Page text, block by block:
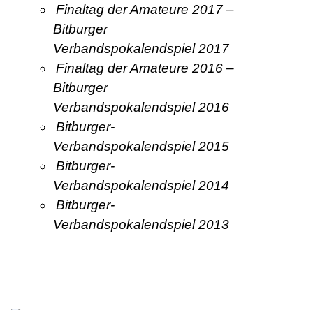
Finaltag der Amateure 2017 –
Bitburger
Verbandspokalendspiel 2017
Finaltag der Amateure 2016 –
Bitburger
Verbandspokalendspiel 2016
Bitburger-
Verbandspokalendspiel 2015
Bitburger-
Verbandspokalendspiel 2014
Bitburger-
Verbandspokalendspiel 2013